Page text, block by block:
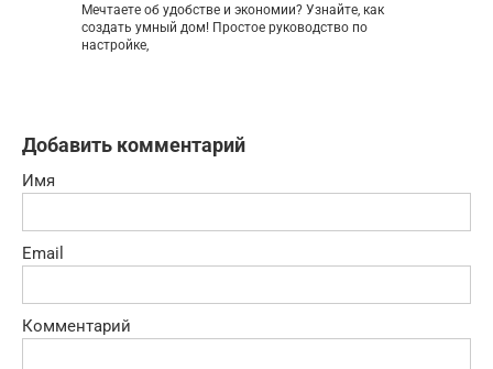
Мечтаете об удобстве и экономии? Узнайте, как
создать умный дом! Простое руководство по
настройке,
Добавить комментарий
Имя
Email
Комментарий